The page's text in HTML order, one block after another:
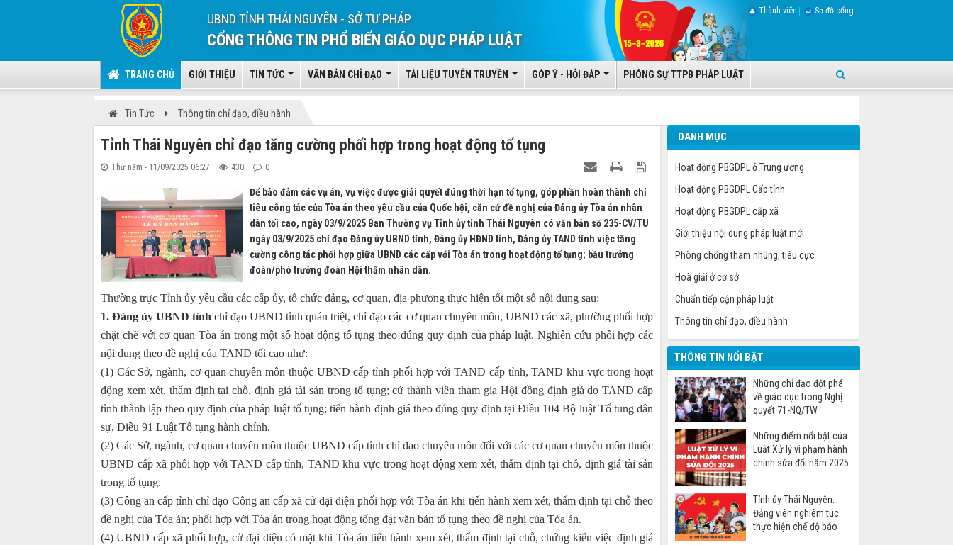
UBND TỈNH THÁI NGUYÊN - SỞ TƯ PHÁP
CỔNG THÔNG TIN PHỔ BIẾN GIÁO DỤC PHÁP LUẬT
TRANG CHỦ GIỚI THIỆU TIN TỨC VĂN BẢN CHỈ ĐẠO TÀI LIỆU TUYÊN TRUYỀN GÓP Ý - HỎI ĐÁP PHÓNG SỰ TTPB PHÁP LUẬT
Thành viên Sơ đồ cổng
Tin Tức Thông tin chỉ đạo, điều hành
Tỉnh Thái Nguyên chỉ đạo tăng cường phối hợp trong hoạt động tố tụng
Thứ năm - 11/09/2025 06:27 430 0
Để bảo đảm các vụ án, vụ việc được giải quyết đúng thời hạn tố tụng, góp phần hoàn thành chỉ
tiêu công tác của Tòa án theo yêu cầu của Quốc hội, căn cứ đề nghị của Đảng ủy Tòa án nhân
dân tối cao, ngày 03/9/2025 Ban Thường vụ Tỉnh ủy tỉnh Thái Nguyên có văn bản số 235-CV/TU
ngày 03/9/2025 chỉ đạo Đảng ủy UBND tỉnh, Đảng ủy HĐND tỉnh, Đảng ủy TAND tỉnh việc tăng
cường công tác phối hợp giữa UBND các cấp với Tòa án trong hoạt động tố tụng; bầu trưởng
đoàn/phó trưởng đoàn Hội thẩm nhân dân.
Thường trực Tỉnh ủy yêu cầu các cấp ủy, tổ chức đảng, cơ quan, địa phương thực hiện tốt một số nội dung sau:
1. Đảng ủy UBND tỉnh chỉ đạo UBND tỉnh quán triệt, chỉ đạo các cơ quan chuyên môn, UBND các xã, phường phối hợp
chặt chẽ với cơ quan Tòa án trong một số hoạt động tố tụng theo đúng quy định của pháp luật. Nghiên cứu phối hợp các
nội dung theo đề nghị của TAND tối cao như:
(1) Các Sở, ngành, cơ quan chuyên môn thuộc UBND cấp tỉnh phối hợp với TAND cấp tỉnh, TAND khu vực trong hoạt
động xem xét, thẩm định tại chỗ, định giá tài sản trong tố tụng; cử thành viên tham gia Hội đồng định giá do TAND cấp
tỉnh thành lập theo quy định của pháp luật tố tụng; tiến hành định giá theo đúng quy định tại Điều 104 Bộ luật Tố tung dân
sự, Điều 91 Luật Tố tụng hành chính.
(2) Các Sở, ngành, cơ quan chuyên môn thuộc UBND cấp tỉnh chỉ đạo chuyên môn đối với các cơ quan chuyên môn thuộc
UBND cấp xã phối hợp với TAND cấp tỉnh, TAND khu vực trong hoạt động xem xét, thẩm định tại chỗ, định giá tài sản
trong tố tụng.
(3) Công an cấp tỉnh chỉ đạo Công an cấp xã cử đại diện phối hợp với Tòa án khi tiến hành xem xét, thẩm định tại chỗ theo
đề nghị của Tòa án; phối hợp với Tòa án trong hoạt động tống đạt văn bản tố tụng theo đề nghị của Tòa án.
(4) UBND cấp xã phối hợp, cử đại diện có mặt khi Tòa án tiến hành xem xét, thẩm định tại chỗ, chứng kiến việc định giá
DANH MỤC
Hoạt động PBGDPL ở Trung ương
Hoạt động PBGDPL Cấp tỉnh
Hoạt động PBGDPL cấp xã
Giới thiệu nội dung pháp luật mới
Phòng chống tham nhũng, tiêu cực
Hoà giải ở cơ sở
Chuẩn tiếp cận pháp luật
Thông tin chỉ đạo, điều hành
THÔNG TIN NỔI BẬT
Những chỉ đạo đột phá
về giáo dục trong Nghị
quyết 71-NQ/TW
Những điểm nổi bật của
Luật Xử lý vi phạm hành
chính sửa đổi năm 2025
Tỉnh ủy Thái Nguyên:
Đảng viên nghiêm túc
thực hiện chế độ báo